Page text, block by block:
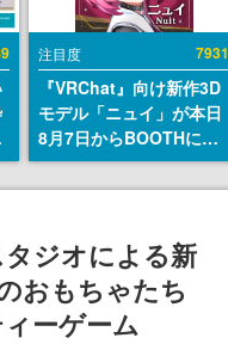
注目度 7931
『VRChat』向け新作3D
モデル「ニュイ」が本日
8月7日からBOOTHにて
発売。瞳に光る星や感情
豊かな表情が、小悪魔か
ジオによる新
おもちゃたち
ーゲーム